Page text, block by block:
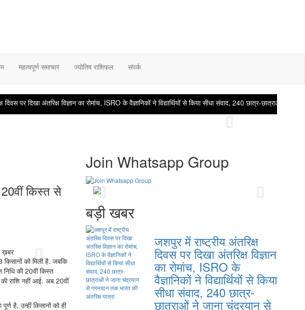
महत्वपूर्ण समाचार ज्योतिष राशिफल संपर्क
पर दिखा अंतरिक्ष विज्ञान का रोमांच, ISRO के वैज्ञानिकों ने विद्यार्थियों से किया सीधा संवाद, 240 छात्र-छात्राओं ने जाना
Next
किस्त से
Next
को मिली है. जबकि
की 20वीं किस्त
राशि नहीं आई. अब 20वीं
है, उन्हीं किसानों को ही
Join Whatsapp Group
Previous Next
बड़ी खबर
जशपुर में राष्ट्रीय अंतरिक्ष
दिवस पर दिखा अंतरिक्ष विज्ञान
का रोमांच, ISRO के
वैज्ञानिकों ने विद्यार्थियों से किया
सीधा संवाद, 240 छात्र-
छात्राओं ने जाना चंद्रयान से